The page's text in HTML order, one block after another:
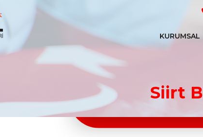
Bayrak Çözümleri
KURUMSAL
Siirt